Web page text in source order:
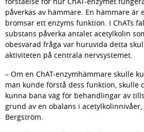
påverkas av hämmare. En hämmare är
bromsar ett enzyms funktion. I ChATs
substans påverka antalet acetylkolin
obesvarad fråga var huruvida detta
aktiviteten på centrala nervsystemet.
– Om en ChAT-enzymhämmare skulle
man kunde förstå dess funktion, skulle
kunna bana väg för behandlingar av
grund av en obalans i acetylkolinnivåer,
Bergström.